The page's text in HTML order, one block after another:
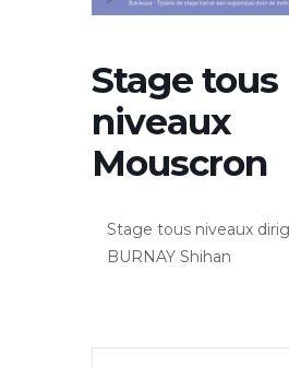
Stage tous
niveaux
Mouscron
Stage tous niveaux
BURNAY Shihan